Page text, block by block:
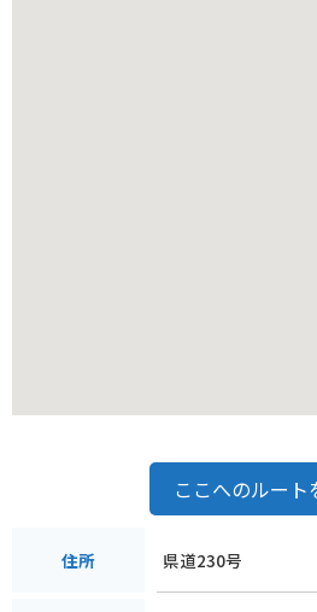
ここへのルート
住所 県道230号